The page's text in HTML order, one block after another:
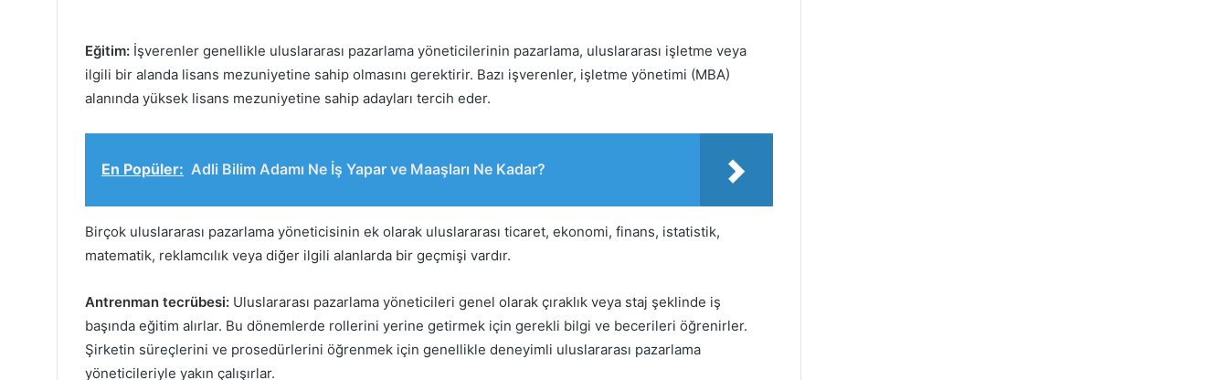
Eğitim: İşverenler genellikle uluslararası pazarlama yöneticilerinin pazarlama, uluslararası işletme veya
ilgili bir alanda lisans mezuniyetine sahip olmasını gerektirir. Bazı işverenler, işletme yönetimi (MBA)
alanında yüksek lisans mezuniyetine sahip adayları tercih eder.
En Popüler: Adli Bilim Adamı Ne İş Yapar ve Maaşları Ne Kadar?
Birçok uluslararası pazarlama yöneticisinin ek olarak uluslararası ticaret, ekonomi, finans, istatistik,
matematik, reklamcılık veya diğer ilgili alanlarda bir geçmişi vardır.
Antrenman tecrübesi: Uluslararası pazarlama yöneticileri genel olarak çıraklık veya staj şeklinde iş
başında eğitim alırlar. Bu dönemlerde rollerini yerine getirmek için gerekli bilgi ve becerileri öğrenirler.
Şirketin süreçlerini ve prosedürlerini öğrenmek için genellikle deneyimli uluslararası pazarlama
yöneticileriyle yakın çalışırlar.